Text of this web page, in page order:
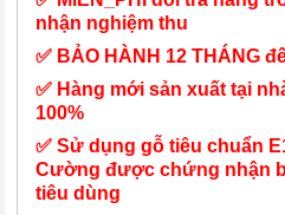
nhận nghiệm thu
✅ BẢO HÀNH 12 THÁNG
✅ Hàng mới sản xuất tại
100%
✅ Sử dụng gỗ tiêu chuẩn
Cường được chứng nhận
tiêu dùng